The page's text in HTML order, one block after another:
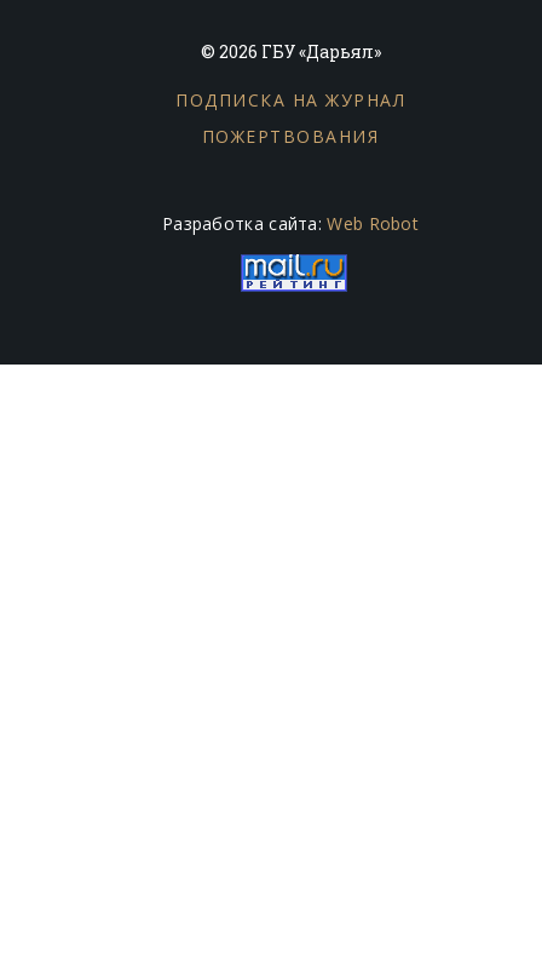
© 2026 ГБУ «Дарьял»
ПОДПИСКА НА ЖУРНАЛ
ПОЖЕРТВОВАНИЯ
Разработка сайта:Web Robot